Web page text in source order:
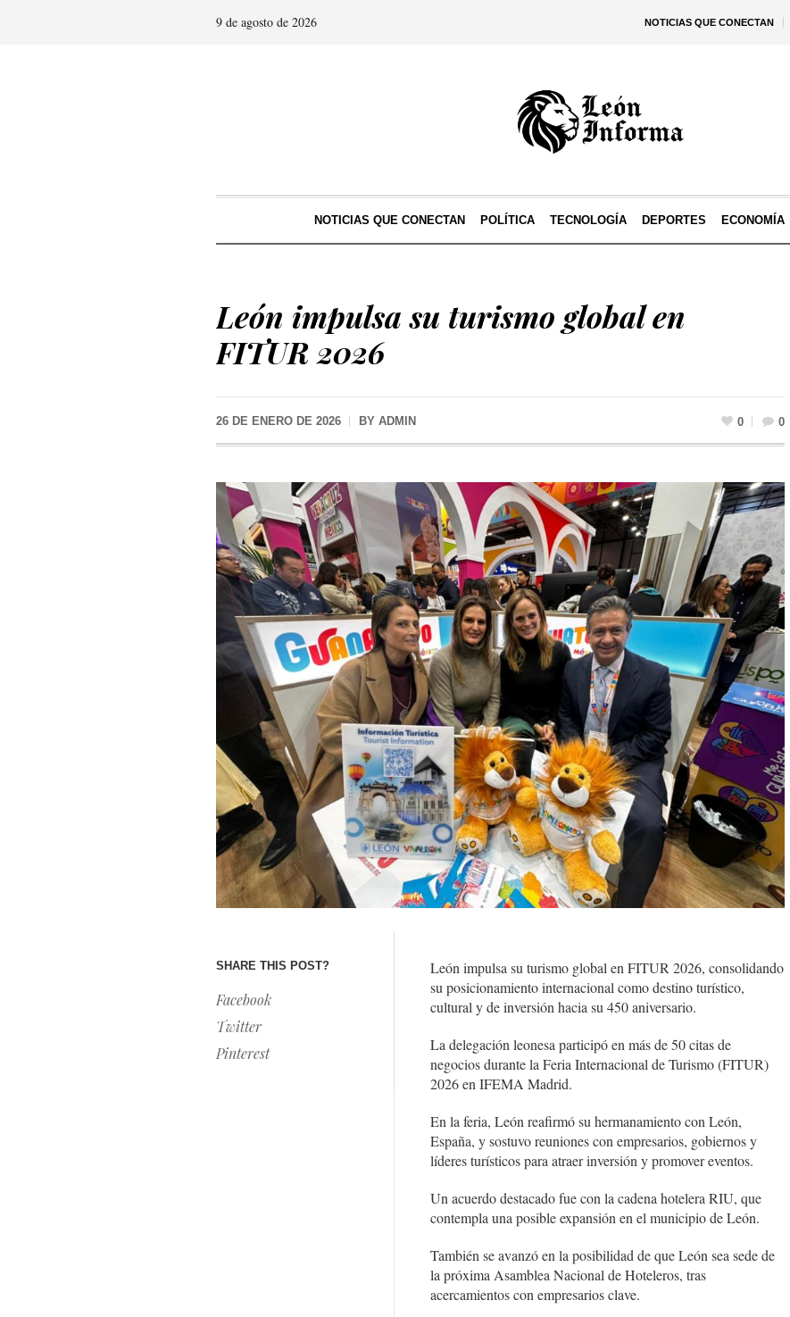
NOTICIAS QUE CONECTAN
9 de agosto de 2026
NOTICIAS QUE CONECTAN POLÍTICA TECNOLOGÍA DEPORTES ECONOMÍA
León impulsa su turismo global en
FITUR 2026
26 DE ENERO DE 2026 BY ADMIN 0 0
SHARE THIS POST?
Facebook
Twitter
Pinterest
León impulsa su turismo global en FITUR 2026, consolidando
su posicionamiento internacional como destino turístico,
cultural y de inversión hacia su 450 aniversario.
La delegación leonesa participó en más de 50 citas de
negocios durante la Feria Internacional de Turismo (FITUR)
2026 en IFEMA Madrid.
En la feria, León reafirmó su hermanamiento con León,
España, y sostuvo reuniones con empresarios, gobiernos y
líderes turísticos para atraer inversión y promover eventos.
Un acuerdo destacado fue con la cadena hotelera RIU, que
contempla una posible expansión en el municipio de León.
También se avanzó en la posibilidad de que León sea sede de
la próxima Asamblea Nacional de Hoteleros, tras
acercamientos con empresarios clave.